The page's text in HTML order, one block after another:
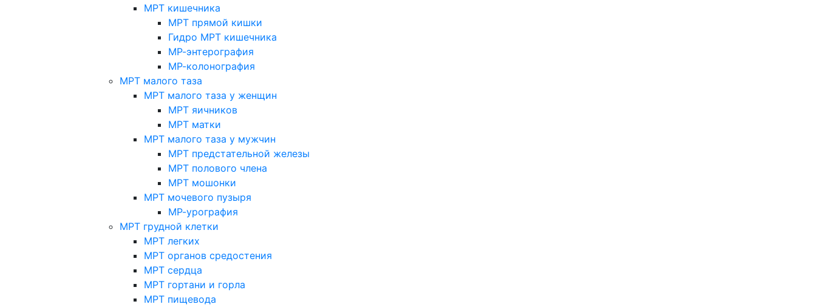
МРТ кишечника
МРТ прямой кишки
Гидро МРТ кишечника
МР-энтерография
МР-колонография
МРТ малого таза
МРТ малого таза у женщин
МРТ яичников
МРТ матки
МРТ малого таза у мужчин
МРТ предстательной железы
МРТ полового члена
МРТ мошонки
МРТ мочевого пузыря
МР-урография
МРТ грудной клетки
МРТ легких
МРТ органов средостения
МРТ сердца
МРТ гортани и горла
МРТ пищевода